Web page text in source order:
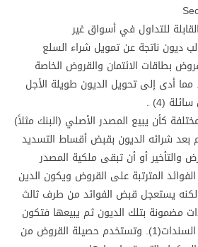
للتداول في أسواق غير
ديون ناتجة عن تمويل شراء السلع
بطاقات الائتمان والقروض الخاصة
. مما أدى إلى تحويل الديون طويلة الأجل
(4) .
كأن يبيع المصدر الأصلي (البنك مثلاً)
بعد شرائه الديون بقبض أقساط التسديد
والتأخير أو أن تبقى ملكية المصدر
المترتبة على القروض ويكون الدين
يستعجل قبض الفوائد من طرف ثالث
مضمونة بتلك الديون ثم يبيعها فتكون
الديون الأصلية ضماناً لتلك السندات(1). وتستخدم حصيلة القروض من